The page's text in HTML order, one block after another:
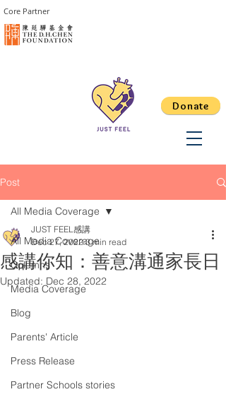
Donate
Core Partner
Post
All Media Coverage
Columns
Media Coverage
Blog
Parents' Article
Press Release
Partner Schools stories
All Media Coverage
感講你知：善意溝通家長日
JUST FEEL感講
Dec 27, 2022 3 min read
Updated: Dec 28, 2022